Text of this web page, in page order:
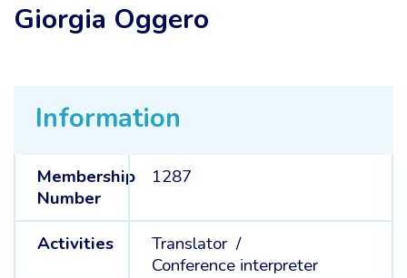
Information
Membership
Number
1287
Activities
Translator /
Conference interpreter
Giorgia Oggero